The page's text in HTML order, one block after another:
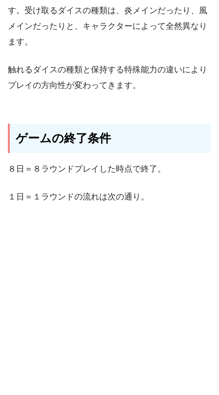
す。受け取るダイスの種類は、炎メインだったり、風
メインだったりと、キャラクターによって全然異なり
ます。
触れるダイスの種類と保持する特殊能力の違いにより
プレイの方向性が変わってきます。
ゲームの終了条件
８日＝８ラウンドプレイした時点で終了。
１日＝１ラウンドの流れは次の通り。